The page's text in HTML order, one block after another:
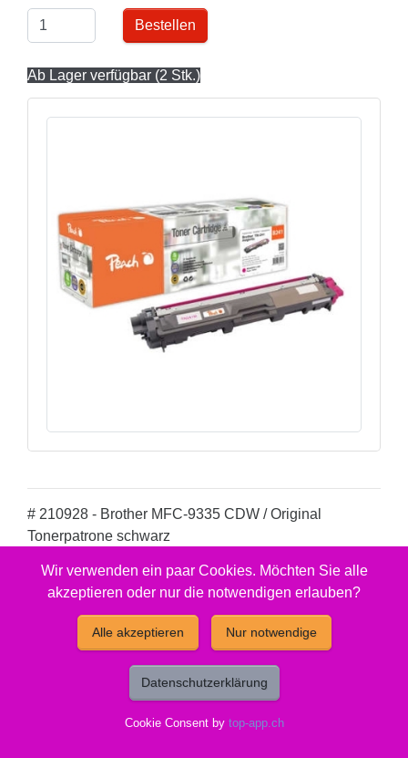
Bestellen
Ab Lager verfügbar (2 Stk.)
# 210928 - Brother MFC-9335 CDW / Original
Tonerpatrone schwarz
Hersteller-ID: TN-241BK, 210928
Jetzt Tiefstpreis CHF 75,90
ca. 4 Tage Lieferfrist
Reicht für: 2500 Seiten.
Wir verwenden ein paar Cookies. Möchten Sie alle
akzeptieren oder nur die notwendigen erlauben?
Alle akzeptieren Nur notwendige
Datenschutzerklärung
Cookie Consent by top-app.ch